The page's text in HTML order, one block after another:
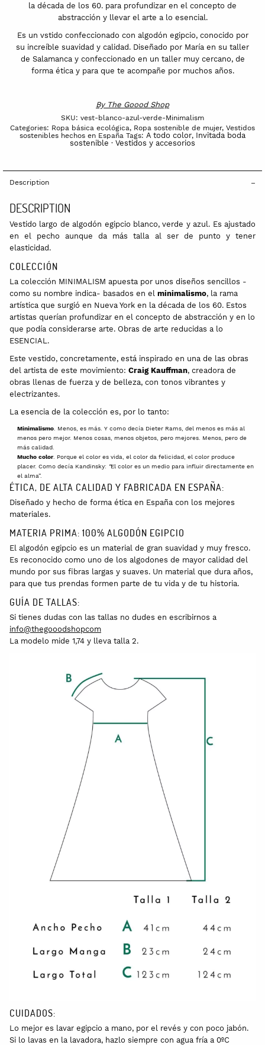
la década de los 60. para profundizar en el concepto de
abstracción y llevar el arte a lo esencial.
Es un vstido confeccionado con algodón egipcio, conocido por
su increíble suavidad y calidad. Diseñado por María en su taller
de Salamanca y confeccionado en un taller muy cercano, de
forma ética y para que te acompañe por muchos años.
By The Goood Shop
SKU: vest-blanco-azul-verde-Minimalism
Categories: Ropa básica ecológica, Ropa sostenible de mujer, Vestidos
sostenibles hechos en España Tags: A todo color, Invitada boda
sostenible · Vestidos y accesorios
Description
DESCRIPTION
Vestido largo de algodón egipcio blanco, verde y azul. Es ajustado
en el pecho aunque da más talla al ser de punto y tener
elasticidad.
COLECCIÓN
La colección MINIMALISM apuesta por unos diseños sencillos -
como su nombre indica- basados en el minimalismo, la rama
artística que surgió en Nueva York en la década de los 60. Estos
artistas querían profundizar en el concepto de abstracción y en lo
que podía considerarse arte. Obras de arte reducidas a lo
ESENCIAL.
Este vestido, concretamente, está inspirado en una de las obras
del artista de este movimiento: Craig Kauffman, creadora de
obras llenas de fuerza y de belleza, con tonos vibrantes y
electrizantes.
La esencia de la colección es, por lo tanto:
Minimalismo. Menos, es más. Y como decía Dieter Rams, del menos es más al
menos pero mejor. Menos cosas, menos objetos, pero mejores. Menos, pero de
más calidad.
Mucho color. Porque el color es vida, el color da felicidad, el color produce
placer. Como decía Kandinsky: “El color es un medio para influir directamente en
el alma”.
ÉTICA, DE ALTA CALIDAD Y FABRICADA EN ESPAÑA:
Diseñado y hecho de forma ética en España con los mejores
materiales.
MATERIA PRIMA: 100% ALGODÓN EGIPCIO
El algodón egipcio es un material de gran suavidad y muy fresco.
Es reconocido como uno de los algodones de mayor calidad del
mundo por sus fibras largas y suaves. Un material que dura años,
para que tus prendas formen parte de tu vida y de tu historia.
GUÍA DE TALLAS:
Si tienes dudas con las tallas no dudes en escribirnos a
info@thegooodshopcom
La modelo mide 1,74 y lleva talla 2.
CUIDADOS:
Lo mejor es lavar egipcio a mano, por el revés y con poco jabón.
Si lo lavas en la lavadora, hazlo siempre con agua fría a 0ºC